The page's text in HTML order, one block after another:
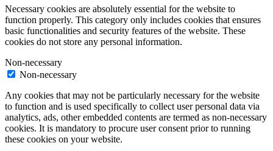
Necessary cookies are absolutely essential for the website to
function properly. This category only includes cookies that ensures
basic functionalities and security features of the website. These
cookies do not store any personal information.
Non-necessary
Non-necessary
Any cookies that may not be particularly necessary for the website
to function and is used specifically to collect user personal data via
analytics, ads, other embedded contents are termed as non-necessary
cookies. It is mandatory to procure user consent prior to running
these cookies on your website.